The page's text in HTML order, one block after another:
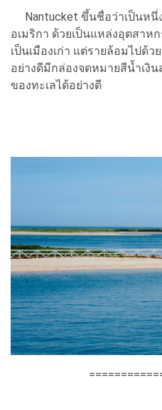
Nantucket ขึ้นชื่อว่าเป็นหนึ่
อเมริกา ด้วยเป็นแหล่งอุตสา
เป็นเมืองเก่า แต่รายล้อมไปด้
อย่างดีมีกล่องจดหมายสีน้ำเงิ
ของทะเลได้อย่างดี